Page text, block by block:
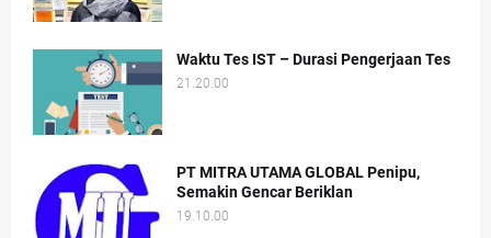
Waktu Tes IST – Durasi Pengerjaan Tes
21.20.00
PT MITRA UTAMA GLOBAL Penipu,
Semakin Gencar Beriklan
19.10.00